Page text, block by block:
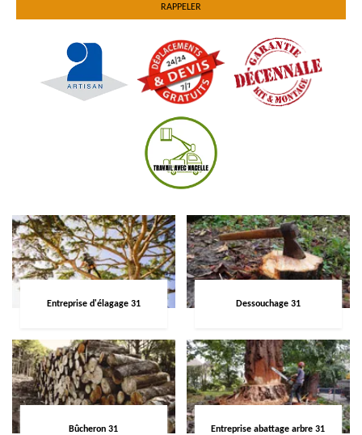
Entreprise d'élagage 31 Dessouchage 31
Bûcheron 31 Entreprise abattage arbre 31